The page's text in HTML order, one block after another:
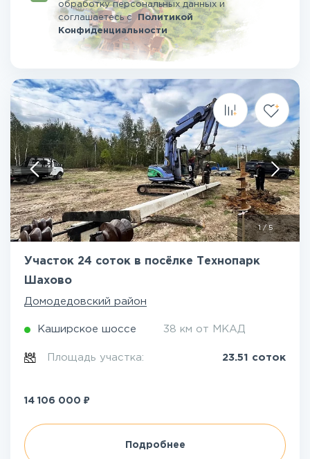
обработку персональных данных и
соглашаетесьсПолитикой
Конфиденциальности
1/5
Участок 24 соток в посёлке Технопарк
Шахово
Домодедовский район
Каширское шоссе 38 км от МКАД
Площадь участка: 23.51 соток
14 106 000 ₽
Подробнее